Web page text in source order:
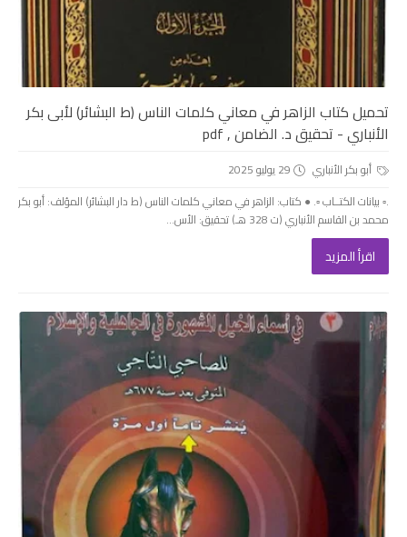
تحميل كتاب الزاهر في معاني كلمات الناس (ط البشائر) لأبى بكر
الأنباري - تحقيق د. الضامن , pdf
أبو بكر الأنباري
29 يوليو 2025
.▫️ بيانات الكتــاب ▫️. ● كتاب: الزاهر في معاني كلمات الناس (ط دار البشائر) المؤلف: أبو بكر
محمد بن القاسم الأنباري (ت 328 هـ) تحقيق: الأس...
اقرأ المزيد